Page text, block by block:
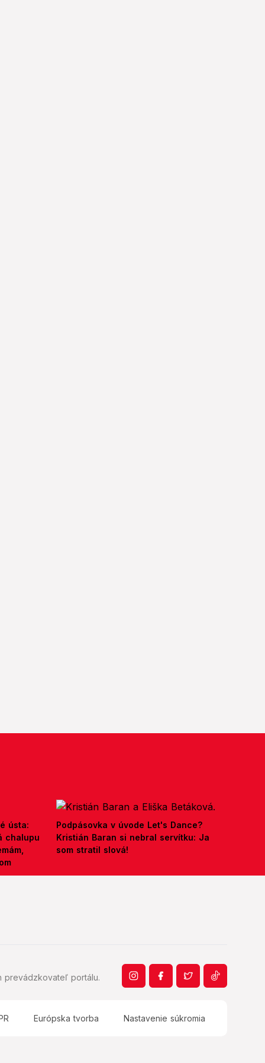
ústa:
chalupu
Podpásovka v úvode Let's Dance?
Kristián Baran si nebral servítku: Ja
som stratil slová!
prevádzkovateľ portálu.
Európska tvorba Nastavenie súkromia